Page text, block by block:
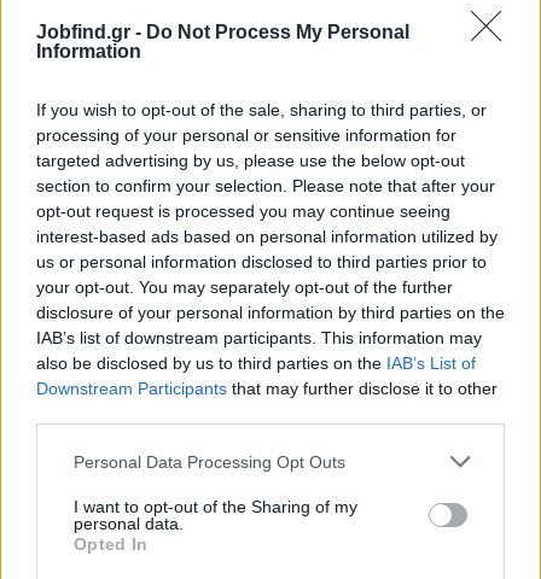
Jobfind.gr - Do Not Process My Personal
Information
If you wish to opt-out of the sale, sharing to third parties, or
processing of your personal or sensitive information for
targeted advertising by us, please use the below opt-out
section to confirm your selection. Please note that after your
opt-out request is processed you may continue seeing
interest-based ads based on personal information utilized by
us or personal information disclosed to third parties prior to
your opt-out. You may separately opt-out of the further
disclosure of your personal information by third parties on the
IAB’s list of downstream participants. This information may
also be disclosed by us to third parties on the IAB’s List of
Downstream Participants that may further disclose it to other
Personal Data Processing Opt Outs
I want to opt-out of the Sharing of my
personal data.
Opted In
Δυνατότητα full time/part time απασχόλησης, ανάλογα τις
Δυνατότητα εργασίας από το σπίτι (κάποιες ημέρες
εβδομαδιαίως)
Αμειβόμενη εκπαίδευση από έμπειρους εκπαιδευτές, για να
είσαι πάντα in!
Σταθερές αποδοχές και ασφάλιση ΙΚΑ
Σύμβαση αορίστου χρόνου
Αναγνώριση/ανταπόδοση αποδοτικότητας με
μηνιαίοbonus
Αναγνώριση προϋπηρεσίας βάσει νόμου
Υποστηρικτικό περιβάλλον εργασίας
Προοπτικές εξέλιξης σε μία δυναμική πολυεθνική εταιρείας
παροχής υπηρεσιών
Εύκολη πρόσβαση στο χώρο με τα μέσα μαζικής μεταφοράς
Και το κυριότερο: Ποιοι είμαστε!